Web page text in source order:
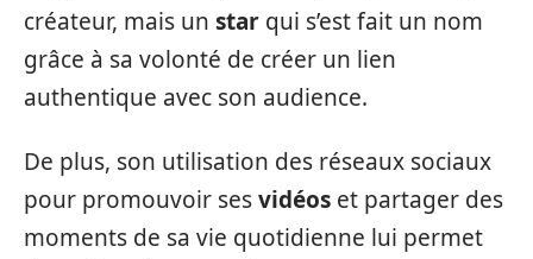
créateur, mais un star qui s’est fait un nom
grâce à sa volonté de créer un lien
authentique avec son audience.
De plus, son utilisation des réseaux sociaux
pour promouvoir sesvidéos et partager des
moments de sa vie quotidienne lui permet